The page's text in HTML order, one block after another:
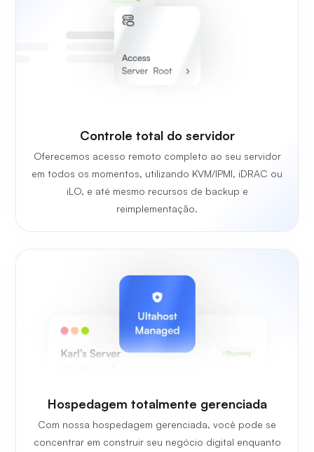
Controle total do servidor
Oferecemos acesso remoto completo ao seu servidor
em todos os momentos, utilizando KVM/IPMI, iDRAC ou
iLO, e até mesmo recursos de backup e
reimplementação.
Hospedagem totalmente gerenciada
Com nossa hospedagem gerenciada, você pode se
concentrar em construir seu negócio digital enquanto